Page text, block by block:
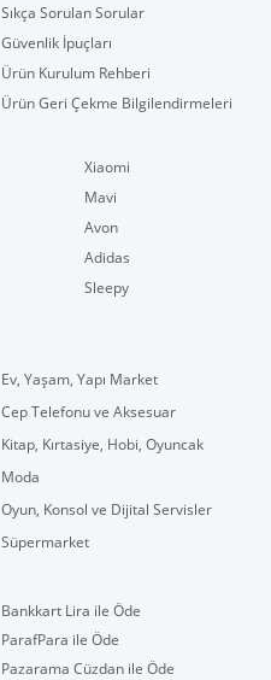
Sıkça Sorulan Sorular
Güvenlik İpuçları
Ürün Kurulum Rehberi
Ürün Geri Çekme Bilgilendirmeleri
Xiaomi
Mavi
Avon
Adidas
Sleepy
Ev, Yaşam, Yapı Market
Cep Telefonu ve Aksesuar
Kitap, Kırtasiye, Hobi, Oyuncak
Moda
Oyun, Konsol ve Dijital Servisler
Süpermarket
Bankkart Lira ile Öde
ParafPara ile Öde
Pazarama Cüzdan ile Öde